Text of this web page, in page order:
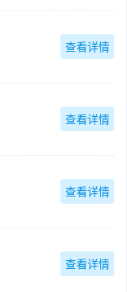
查看详情
查看详情
查看详情
查看详情